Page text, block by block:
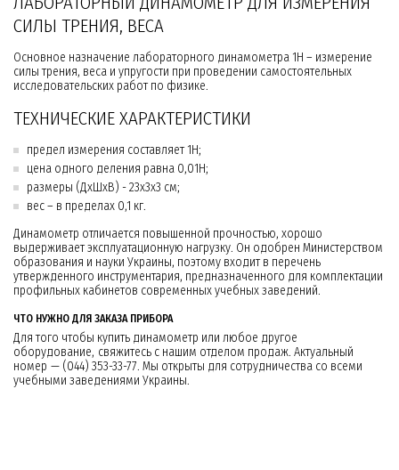
СИЛЫ ТРЕНИЯ, ВЕСА
Основное назначение лабораторного динамометра 1Н – измерение
силы трения, веса и упругости при проведении самостоятельных
исследовательских работ по физике.
ТЕХНИЧЕСКИЕ ХАРАКТЕРИСТИКИ
предел измерения составляет 1Н;
цена одного деления равна 0,01Н;
размеры (ДхШхВ) - 23х3х3 см;
вес – в пределах 0,1 кг.
Динамометр отличается повышенной прочностью, хорошо
выдерживает эксплуатационную нагрузку. Он одобрен Министерством
образования и науки Украины, поэтому входит в перечень
утвержденного инструментария, предназначенного для комплектации
профильных кабинетов современных учебных заведений.
ЧТО НУЖНО ДЛЯ ЗАКАЗА ПРИБОРА
Для того чтобы купить динамометр или любое другое
оборудование, свяжитесь с нашим отделом продаж. Актуальный
номер — (044) 353-33-77. Мы открыты для сотрудничества со всеми
учебными заведениями Украины.